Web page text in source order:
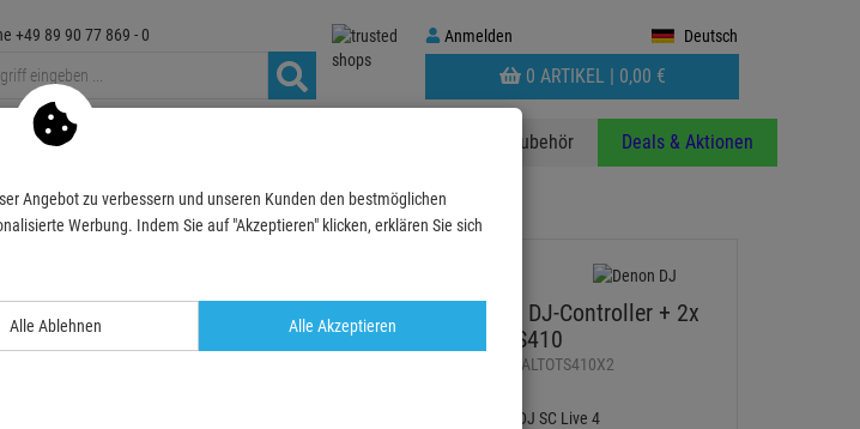
Anmelden
Anmelden Deutsch
WARENKORB
AUFKLAPPEN
0 ARTIKEL | 0,00 €
+49 89 90 77 869 - 0
Medientechnik Zubehör Deals & Aktionen
Controller + 2x Alto Profess…
TOPSELLER
DENON DJ SCLIVE4, DJ-Controller + 2x
Alto Professional TS410
DNSCLIVE4ALTOTS410X2
Denon DJ SC Live 4
Angebot zu verbessern und unseren Kunden den bestmöglichen
Werbung. Indem Sie auf "Akzeptieren" klicken, erklären Sie sich
Alle Ablehnen Alle Akzeptieren